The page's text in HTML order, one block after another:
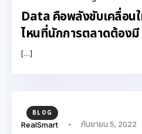
Data คือพลังขับเคลื่อน
ไหนที่นักการตลาดต้องมี
[…]
BLOG
RealSmart กันยายน 5, 2022